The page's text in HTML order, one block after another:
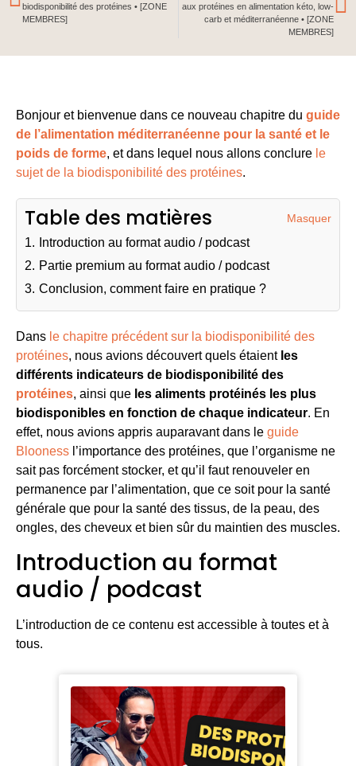
biodisponibilité des protéines • [ZONE
MEMBRES]
aux protéines en alimentation kéto, low-
carb et méditerranéenne • [ZONE
MEMBRES]
Bonjour et bienvenue dans ce nouveau chapitre du guide
de l’alimentation méditerranéenne pour la santé et le
poids de forme, et dans lequel nous allons conclure le
sujet de la biodisponibilité des protéines.
Table des matières Masquer
1.
Introduction au format audio / podcast
2. Partie premium au format audio / podcast
3. Conclusion, comment faire en pratique ?
Dans le chapitre précédent sur la biodisponibilité des
protéines, nous avions découvert quels étaient les
différents indicateurs de biodisponibilité des
protéines, ainsi que les aliments protéinés les plus
biodisponibles en fonction de chaque indicateur. En
effet, nous avions appris auparavant dans le guide
Blooness l’importance des protéines, que l’organisme ne
sait pas forcément stocker, et qu’il faut renouveler en
permanence par l’alimentation, que ce soit pour la santé
générale que pour la santé des tissus, de la peau, des
ongles, des cheveux et bien sûr du maintien des muscles.
Introduction au format
audio / podcast
L’introduction de ce contenu est accessible à toutes et à
tous.